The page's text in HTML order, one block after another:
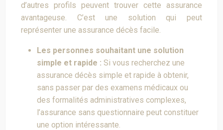
d’autres profils peuvent trouver cette assurance
avantageuse. C’est une solution qui peut
représenter une assurance décès facile.
Les personnes souhaitant une solution
simple et rapide : Si vous recherchez une
assurance décès simple et rapide à obtenir,
sans passer par des examens médicaux ou
des formalités administratives complexes,
l’assurance sans questionnaire peut constituer
une option intéressante.